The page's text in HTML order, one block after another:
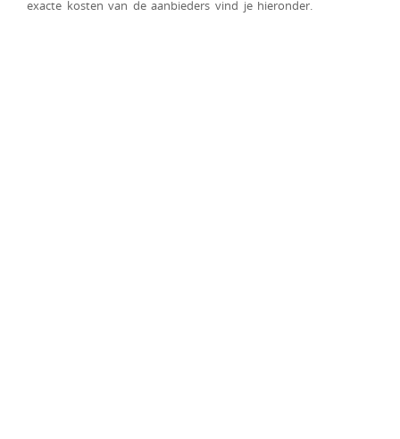
exacte kosten van de aanbieders vind je hieronder.